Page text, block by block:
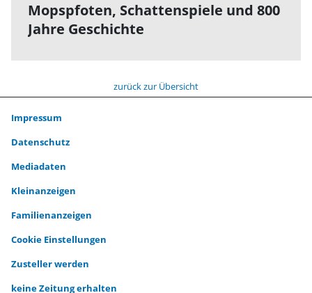
Mopspfoten, Schattenspiele und 800
Jahre Geschichte
zurück zur Übersicht
Impressum
Datenschutz
Mediadaten
Kleinanzeigen
Familienanzeigen
Cookie Einstellungen
Zusteller werden
keine Zeitung erhalten